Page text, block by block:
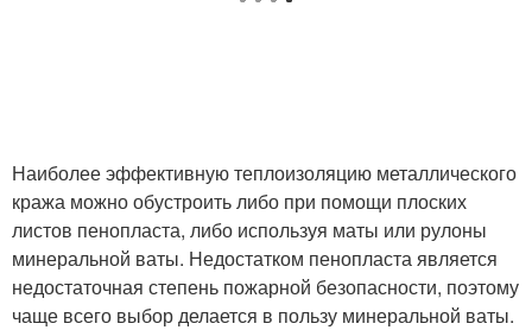
Наиболее эффективную теплоизоляцию металлического
кража можно обустроить либо при помощи плоских
листов пенопласта, либо используя маты или рулоны
минеральной ваты. Недостатком пенопласта является
недостаточная степень пожарной безопасности, поэтому
чаще всего выбор делается в пользу минеральной ваты.